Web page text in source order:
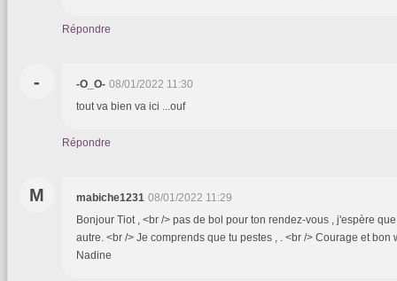
Répondre
- -O_O- 08/01/2022 11:30
tout va bien va ici ...ouf
Répondre
M mabiche1231 08/01/2022 11:29
Bonjour Tiot , <br /> pas de bol pour ton rendez-vous , j'espère
autre. <br /> Je comprends que tu pestes , . <br /> Courage et bon
Nadine